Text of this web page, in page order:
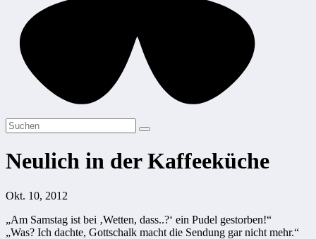
Neulich in der Kaffeeküche
Okt. 10, 2012
„Am Samstag ist bei ‚Wetten, dass..?‘ ein Pudel gestorben!“
„Was? Ich dachte, Gottschalk macht die Sendung gar nicht mehr.“